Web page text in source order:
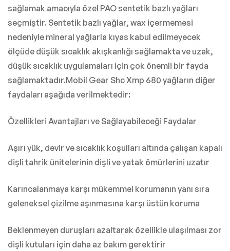
sağlamak amacıyla özel PAO sentetik bazlı yağları
seçmiştir. Sentetik bazlı yağlar, wax içermemesi
nedeniyle mineral yağlarla kıyas kabul edilmeyecek
ölçüde düşük sıcaklık akışkanlığı sağlamakta ve uzak,
düşük sıcaklık uygulamaları için çok önemli bir fayda
sağlamaktadır.Mobil Gear Shc Xmp 680 yağların diğer
faydaları aşağıda verilmektedir:
Özellikleri Avantajları ve Sağlayabileceği Faydalar
Aşırı yük, devir ve sıcaklık koşulları altında çalışan kapalı
dişli tahrik ünitelerinin dişli ve yatak ömürlerini uzatır
Karıncalanmaya karşı mükemmel korumanın yanı sıra
geleneksel çizilme aşınmasına karşı üstün koruma
Beklenmeyen duruşları azaltarak özellikle ulaşılması zor
dişli kutuları için daha az bakım gerektirir